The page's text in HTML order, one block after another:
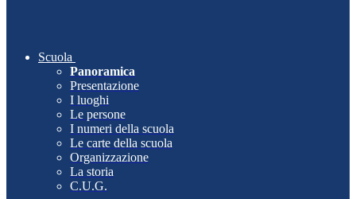
Scuola
Panoramica
Presentazione
I luoghi
Le persone
I numeri della scuola
Le carte della scuola
Organizzazione
La storia
C.U.G.